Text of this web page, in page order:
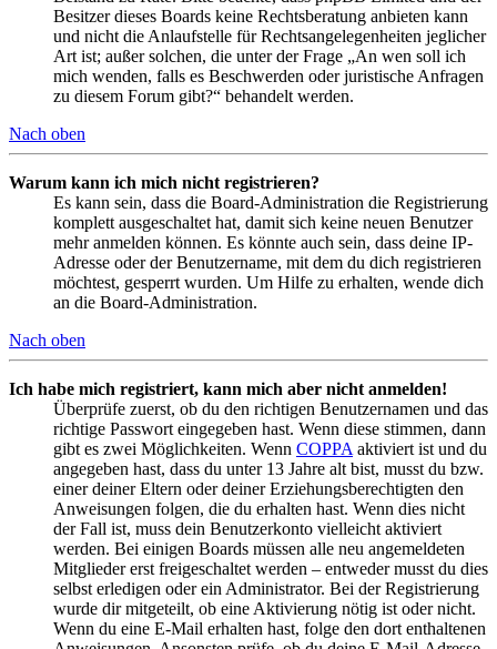
Besitzer dieses Boards keine Rechtsberatung anbieten kann
und nicht die Anlaufstelle für Rechtsangelegenheiten jeglicher
Art ist; außer solchen, die unter der Frage „An wen soll ich
mich wenden, falls es Beschwerden oder juristische Anfragen
zu diesem Forum gibt?“ behandelt werden.
Nach oben
Warum kann ich mich nicht registrieren?
Es kann sein, dass die Board-Administration die Registrierung
komplett ausgeschaltet hat, damit sich keine neuen Benutzer
mehr anmelden können. Es könnte auch sein, dass deine IP-
Adresse oder der Benutzername, mit dem du dich registrieren
möchtest, gesperrt wurden. Um Hilfe zu erhalten, wende dich
an die Board-Administration.
Nach oben
Ich habe mich registriert, kann mich aber nicht anmelden!
Überprüfe zuerst, ob du den richtigen Benutzernamen und das
richtige Passwort eingegeben hast. Wenn diese stimmen, dann
gibt es zwei Möglichkeiten. Wenn COPPA aktiviert ist und du
angegeben hast, dass du unter 13 Jahre alt bist, musst du bzw.
einer deiner Eltern oder deiner Erziehungsberechtigten den
Anweisungen folgen, die du erhalten hast. Wenn dies nicht
der Fall ist, muss dein Benutzerkonto vielleicht aktiviert
werden. Bei einigen Boards müssen alle neu angemeldeten
Mitglieder erst freigeschaltet werden – entweder musst du dies
selbst erledigen oder ein Administrator. Bei der Registrierung
wurde dir mitgeteilt, ob eine Aktivierung nötig ist oder nicht.
Wenn du eine E-Mail erhalten hast, folge den dort enthaltenen